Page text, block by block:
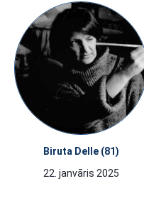
Biruta Delle (81)
22. janvāris 2025